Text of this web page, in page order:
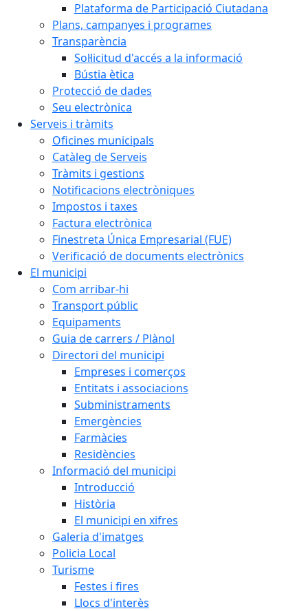
Plataforma de Participació Ciutadana
Plans, campanyes i programes
Transparència
Sol·licitud d'accés a la informació
Bústia ètica
Protecció de dades
Seu electrònica
Serveis i tràmits
Oficines municipals
Catàleg de Serveis
Tràmits i gestions
Notificacions electròniques
Impostos i taxes
Factura electrònica
Finestreta Única Empresarial (FUE)
Verificació de documents electrònics
El municipi
Com arribar-hi
Transport públic
Equipaments
Guia de carrers / Plànol
Directori del municipi
Empreses i comerços
Entitats i associacions
Subministraments
Emergències
Farmàcies
Residències
Informació del municipi
Introducció
Història
El municipi en xifres
Galeria d'imatges
Policia Local
Turisme
Festes i fires
Llocs d'interès